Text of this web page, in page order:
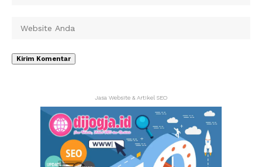
Jasa Website & Artikel SEO